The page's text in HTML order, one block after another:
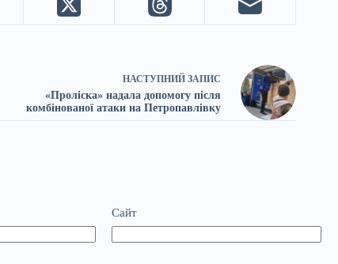
НАСТУПНИЙ ЗАПИС
«Проліска» надала допомогу після
комбінованої атаки на Петропавлівку
Сайт